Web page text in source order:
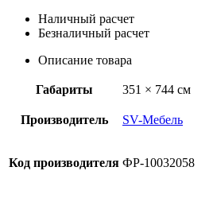
Наличный расчет
Безналичный расчет
Описание товара
Габариты 351 × 744 см
Производитель SV-Мебель
Код производителя ФР-10032058